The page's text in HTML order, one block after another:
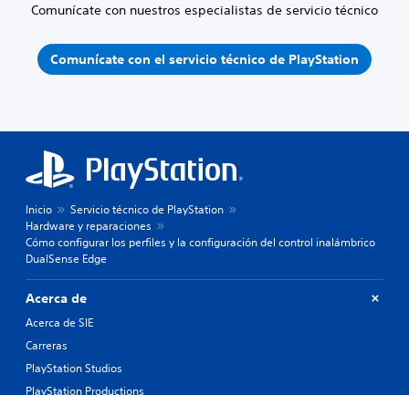
Comunícate con nuestros especialistas de servicio técnico
Comunícate con el servicio técnico de PlayStation
Inicio
Servicio técnico de PlayStation
Hardware y reparaciones
Cómo configurar los perfiles y la configuración del control inalámbrico
DualSense Edge
Acerca de
Acerca de SIE
Carreras
PlayStation Studios
PlayStation Productions